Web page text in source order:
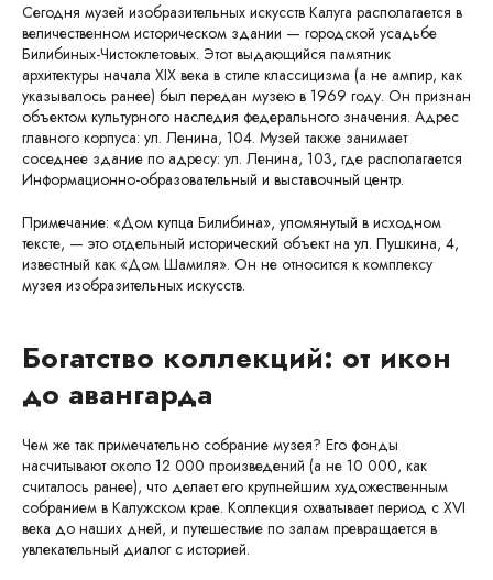
Сегодня музей изобразительных искусств Калуга располагается в
величественном историческом здании — городской усадьбе
Билибиных-Чистоклетовых. Этот выдающийся памятник
архитектуры начала XIX века в стиле классицизма (а не ампир, как
указывалось ранее) был передан музею в 1969 году. Он признан
объектом культурного наследия федерального значения. Адрес
главного корпуса: ул. Ленина, 104. Музей также занимает
соседнее здание по адресу: ул. Ленина, 103, где располагается
Информационно-образовательный и выставочный центр.
Примечание: «Дом купца Билибина», упомянутый в исходном
тексте, — это отдельный исторический объект на ул. Пушкина, 4,
известный как «Дом Шамиля». Он не относится к комплексу
музея изобразительных искусств.
Богатство коллекций: от икон
до авангарда
Чем же так примечательно собрание музея? Его фонды
насчитывают около 12 000 произведений (а не 10 000, как
считалось ранее), что делает его крупнейшим художественным
собранием в Калужском крае. Коллекция охватывает период с XVI
века до наших дней, и путешествие по залам превращается в
увлекательный диалог с историей.